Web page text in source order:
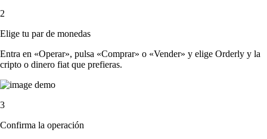
2
Elige tu par de monedas
Entra en «Operar», pulsa «Comprar» o «Vender» y elige Orderly y la
cripto o dinero fiat que prefieras.
3
Confirma la operación